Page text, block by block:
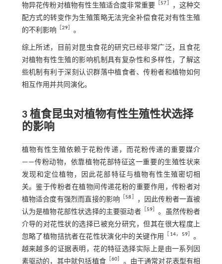
物异花传粉对植物有性生殖适合度非常重要 ［57］
，这种交
配方式的转变作为生殖策略无法完全补偿食花对有性生殖
的不利影响 ［29］ 。
综上所述，目前对昆虫食花的研究已经非常广泛，且食花
对植物有性生殖的影响机制具有复杂性和多样性，了解这
些机制有利于深刻认识群落中植食者、传粉者和植物如何
相互作用并共同演化。
3 植食昆虫对植物有性生殖性状选择
的影响
植物有性生殖依赖于花粉传递，而花粉传递的重要媒介
——传粉动物，依靠植物花部特征这一重要的生殖性状来
发现和定位植物，因此花部特征与植物有性生殖密切相
关。鉴于传粉者在植物间传递花粉的重要作用，传粉者对
植物适合度有强烈而直接的影响
［58］
，因此传粉者一直被
认为是植物花部性状选择的主要驱动者［59］ 。虽然传粉者
介导的对花性状的选择已被充分研究，但其在很大程度上
忽略了植物拮抗者在花性状演化中的关键作用
［ 14， 59］ 。
越来越多的证据表明，花的特征选择实际上是由一系列因
素驱动的，其中就包括植食［60］ 。由于通常对花表型有相